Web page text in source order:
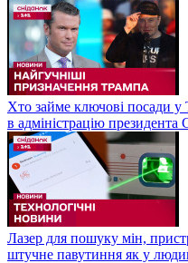
Хто займе ключові посади
в адміністрацію
Лазер для пошуку мін,
штучне павутиння як у